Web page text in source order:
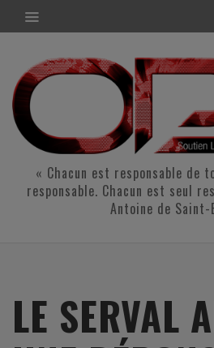
« Chacun est responsable de
responsable. Chacun est seul
Antoine de Saint-
LE SERVAL